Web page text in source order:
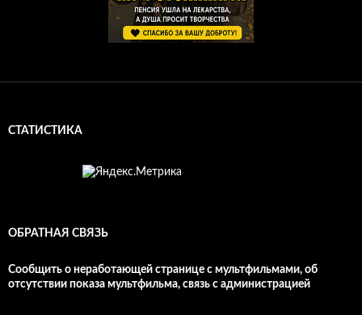
СТАТИСТИКА
ОБРАТНАЯ СВЯЗЬ
Сообщить о неработающей странице с мультфильмами, об
отсутствии показа мультфильма, связь с администрацией